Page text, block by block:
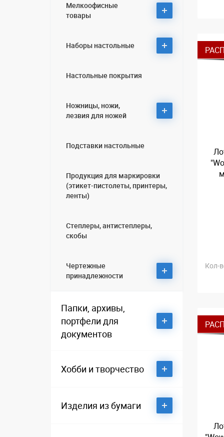
Мелкоофисные
товары
Зажимы для бумаг
Принадлежности для
работы с деньгами
Наборы настольные
Наборы настольные El
Наборы настольные
Lerche
дерева, кожи, мрамора,
Наборы настольные из
пластика
Настольные покрытия
Ножницы, ножи,
лезвия для ножей
Ножи канцелярские,
Ножницы офисные
Подставки настольные
Продукция для маркировки
(этикет-пистолеты, принтеры,
ленты)
Степлеры, антистеплеры,
скобы
Чертежные
принадлежности
Готовальни и циркули
Изографы, рапидографы
Линейки, транспортиры,
Папки, архивы,
портфели для
документов
Папки адресные
Хобби и творчество
3D-ручки
Изделия из бумаги
Кол-